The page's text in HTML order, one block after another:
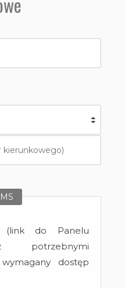
(link do Panelu
dostęp